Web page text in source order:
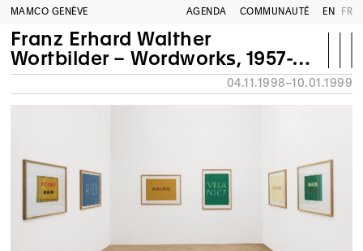
MAMCO GENÈVE AGENDA COMMUNAUTÉ EN FR
Franz Erhard Walther
Wortbilder – Wordworks, 1957-1958
04.11.1998–10.01.1999